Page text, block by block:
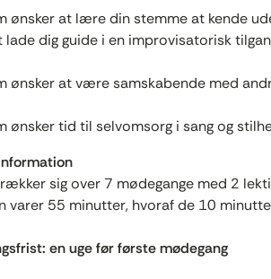
ønsker at lære din stemme at kende
lade dig guide i en improvisatorisk
ønsker at være samskabende med
ønsker tid til selvomsorg i sang og
sig over 7 mødegange med 2
varer 55 minutter, hvoraf de 10
en uge før første mødegang